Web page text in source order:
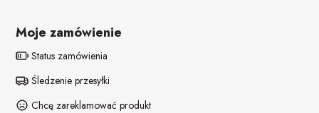
Moje zamówienie
Status zamówienia
Śledzenie przesyłki
Chcę zareklamować produkt